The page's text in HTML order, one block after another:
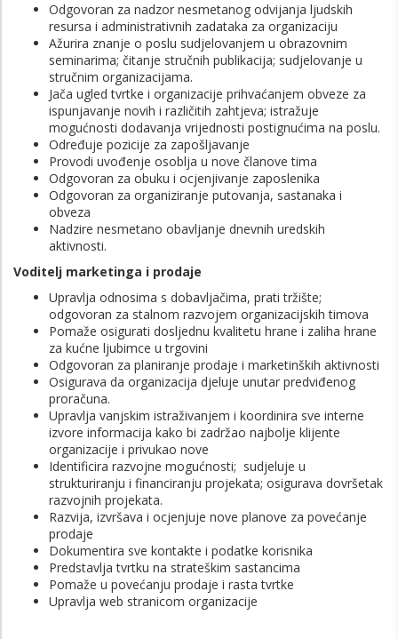
Odgovoran za nadzor nesmetanog odvijanja ljudskih
resursa i administrativnih zadataka za organizaciju
Ažurira znanje o poslu sudjelovanjem u obrazovnim
seminarima; čitanje stručnih publikacija; sudjelovanje u
stručnim organizacijama.
Jača ugled tvrtke i organizacije prihvaćanjem obveze za
ispunjavanje novih i različitih zahtjeva; istražuje
mogućnosti dodavanja vrijednosti postignućima na poslu.
Određuje pozicije za zapošljavanje
Provodi uvođenje osoblja u nove članove tima
Odgovoran za obuku i ocjenjivanje zaposlenika
Odgovoran za organiziranje putovanja, sastanaka i
obveza
Nadzire nesmetano obavljanje dnevnih uredskih
aktivnosti.
Voditelj marketinga i prodaje
Upravlja odnosima s dobavljačima, prati tržište;
odgovoran za stalnom razvojem organizacijskih timova
Pomaže osigurati dosljednu kvalitetu hrane i zaliha hrane
za kućne ljubimce u trgovini
Odgovoran za planiranje prodaje i marketinških aktivnosti
Osigurava da organizacija djeluje unutar predviđenog
proračuna.
Upravlja vanjskim istraživanjem i koordinira sve interne
izvore informacija kako bi zadržao najbolje klijente
organizacije i privukao nove
Identificira razvojne mogućnosti; sudjeluje u
strukturiranju i financiranju projekata; osigurava dovršetak
razvojnih projekata.
Razvija, izvršava i ocjenjuje nove planove za povećanje
prodaje
Dokumentira sve kontakte i podatke korisnika
Predstavlja tvrtku na strateškim sastancima
Pomaže u povećanju prodaje i rasta tvrtke
Upravlja web stranicom organizacije